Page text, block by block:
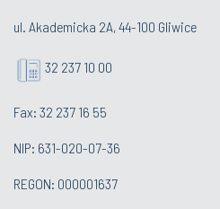
ul. Akademicka 2A, 44-100 Gliwice
32 237 10 00
Fax: 32 237 16 55
NIP: 631-020-07-36
REGON: 000001637